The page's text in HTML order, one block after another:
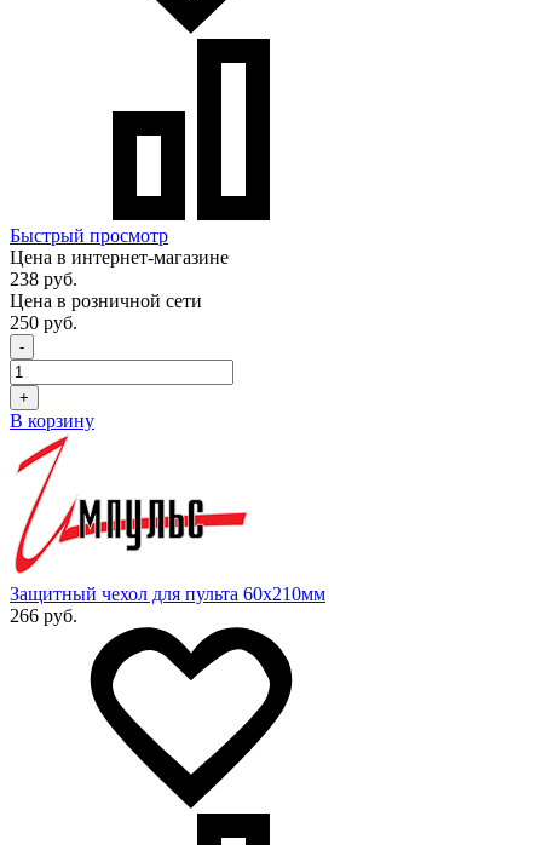
Быстрый просмотр
Цена в интернет-магазине
238 руб.
Цена в розничной сети
250 руб.
-
+
В корзину
Защитный чехол для пульта 60x210мм
266 руб.